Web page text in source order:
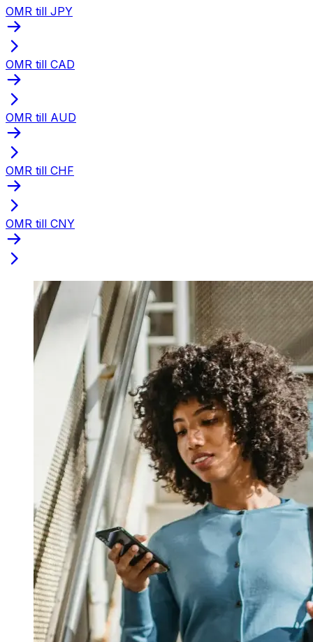
OMR till JPY
OMR till CAD
OMR till AUD
OMR till CHF
OMR till CNY